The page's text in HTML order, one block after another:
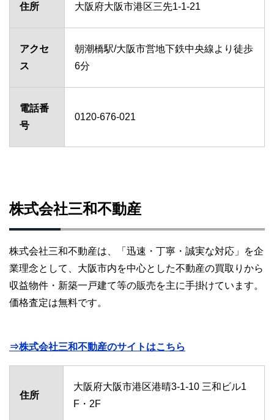
住所 大阪府大阪市港区三先1-1-21
アクセ
ス
朝潮橋駅/大阪市営地下鉄中央線より徒歩
6分
電話番
号
0120-676-021
株式会社三和不動産
株式会社三和不動産は、「迅速・丁寧・誠実な対応」を企
業理念として、大阪市内を中心とした不動産の買取りから
収益物件・新築一戸建て等の販売を主に手掛けています。
価格査定は無料です。
⇒株式会社三和不動産のサイトはこちら
住所
大阪府大阪市港区港晴3-1-10 三和ビル1
F・2F